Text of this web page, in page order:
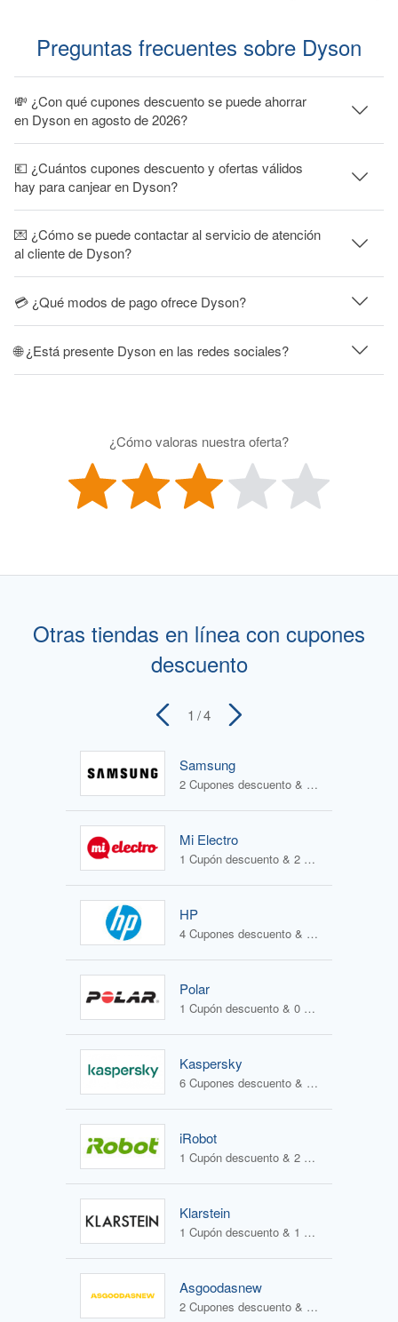
Preguntas frecuentes sobre Dyson
💸 ¿Con qué cupones descuento se puede ahorrar
en Dyson en agosto de 2026?
💶 ¿Cuántos cupones descuento y ofertas válidos
hay para canjear en Dyson?
💌 ¿Cómo se puede contactar al servicio de atención
al cliente de Dyson?
💳 ¿Qué modos de pago ofrece Dyson?
🌐 ¿Está presente Dyson en las redes sociales?
¿Cómo valoras nuestra oferta?
Otras tiendas en línea con cupones
descuento
1 / 4
Samsung
2 Cupones descuento & 4 Ofertas
Mi Electro
1 Cupón descuento & 2 Ofertas
HP
4 Cupones descuento & 1 Oferta
Polar
1 Cupón descuento & 0 Ofertas
Kaspersky
6 Cupones descuento & 1 Oferta
iRobot
1 Cupón descuento & 2 Ofertas
Klarstein
1 Cupón descuento & 1 Oferta
Asgoodasnew
2 Cupones descuento & 0 Ofertas